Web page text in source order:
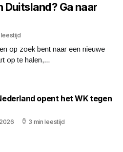
Duitsland? Ga naar
leestijd
op zoek bent naar een nieuwe
op te halen,...
opent het WK tegen
3 min leestijd